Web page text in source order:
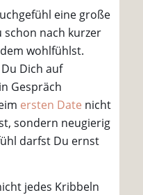
eine große
schon nach kurzer
wohlfühlst.
Dich auf
Gespräch
ersten Date nicht
sondern neugierig
darfst Du ernst
jedes Kribbeln